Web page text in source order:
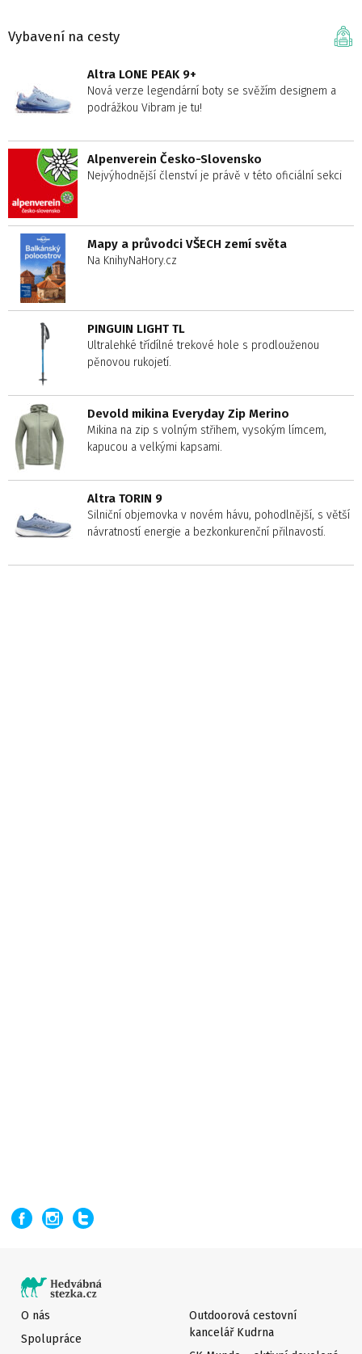
Vybavení na cesty
Altra LONE PEAK 9+
Nová verze legendární boty se svěžím designem a
podrážkou Vibram je tu!
Alpenverein Česko-Slovensko
Nejvýhodnější členství je právě v této oficiální sekci
Mapy a průvodci VŠECH zemí světa
Na KnihyNaHory.cz
PINGUIN LIGHT TL
Ultralehké třídílné trekové hole s prodlouženou
pěnovou rukojetí.
Devold mikina Everyday Zip Merino
Mikina na zip s volným střihem, vysokým límcem,
kapucou a velkými kapsami.
Altra TORIN 9
Silniční objemovka v novém hávu, pohodlnější, s větší
návratností energie a bezkonkurenční přilnavostí.
O nás
Spolupráce
Outdoorová cestovní
kancelář Kudrna